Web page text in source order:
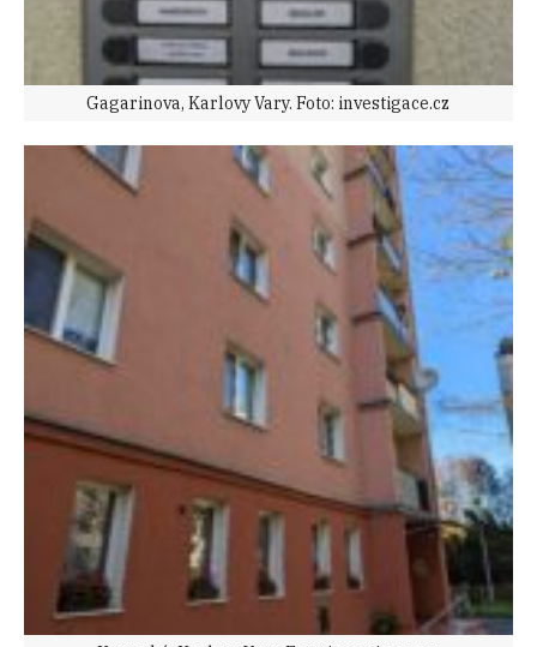
Gagarinova, Karlovy Vary. Foto: investigace.cz